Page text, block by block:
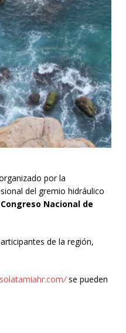
por la
del gremio hidráulico
Congreso Nacional de
de la región,
/ se pueden